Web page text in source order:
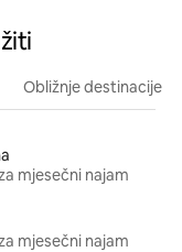
Obližnje destinacije
mjesečni najam
mjesečni najam